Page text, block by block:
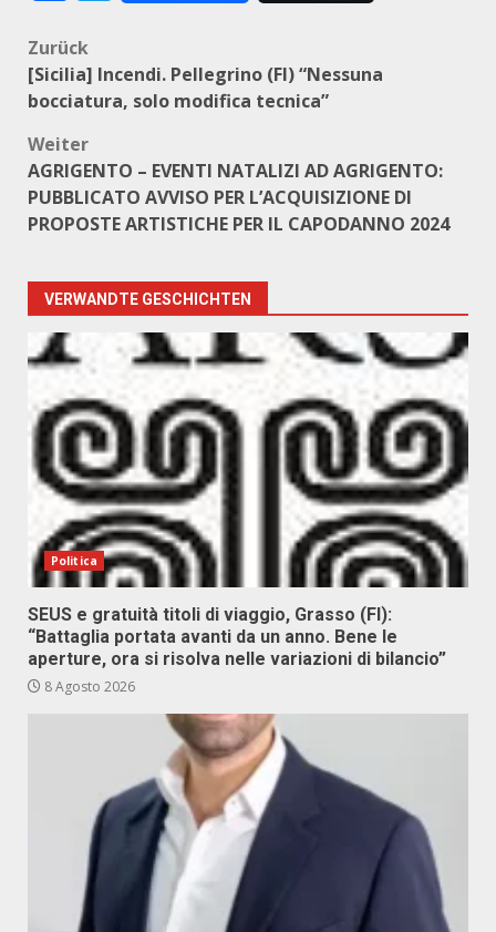
Beitragsnavigation
Zurück
[Sicilia] Incendi. Pellegrino (FI) “Nessuna
bocciatura, solo modifica tecnica”
Weiter
AGRIGENTO – EVENTI NATALIZI AD AGRIGENTO:
PUBBLICATO AVVISO PER L’ACQUISIZIONE DI
PROPOSTE ARTISTICHE PER IL CAPODANNO 2024
VERWANDTE GESCHICHTEN
Politica
SEUS e gratuità titoli di viaggio, Grasso (FI):
“Battaglia portata avanti da un anno. Bene le
aperture, ora si risolva nelle variazioni di bilancio”
8 Agosto 2026